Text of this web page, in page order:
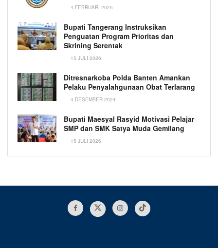
4 FEBRUARI 2025
Bupati Tangerang Instruksikan
Penguatan Program Prioritas dan
Skrining Serentak
15 JULI 2026
Ditresnarkoba Polda Banten Amankan
Pelaku Penyalahgunaan Obat Terlarang
4 DESEMBER 2024
Bupati Maesyal Rasyid Motivasi Pelajar
SMP dan SMK Satya Muda Gemilang
15 JULI 2026